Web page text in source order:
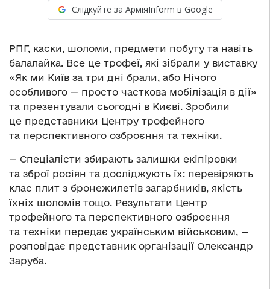
Слідкуйте за АрміяInform в Google
РПГ, каски, шоломи, предмети побуту та навіть
балалайка. Все це трофеї, які зібрали у виставку
«Як ми Київ за три дні брали, або Нічого
особливого — просто часткова мобілізація в дії»
та презентували сьогодні в Києві. Зробили
це представники Центру трофейного
та перспективного озброєння та техніки.
— Спеціалісти збирають залишки екіпіровки
та зброї росіян та досліджують їх: перевіряють
клас плит з бронежилетів загарбників, якість
їхніх шоломів тощо. Результати Центр
трофейного та перспективного озброєння
та техніки передає українським військовим, —
розповідає представник організації Олександр
Заруба.